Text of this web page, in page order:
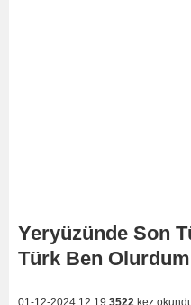
Yeryüzünde Son
Türk Ben Olurdum
01-12-2024 12:19 3522 kez